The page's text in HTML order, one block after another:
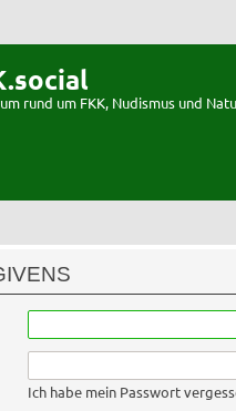
rund um FKK, Nudismus und
Ich habe mein Passwort